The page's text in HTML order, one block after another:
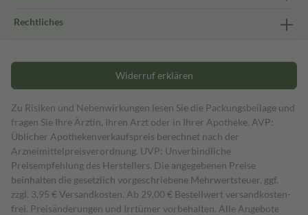
Rechtliches
Widerruf erklären
Zu Risiken und Nebenwirkungen lesen Sie die Packungsbeilage und
fragen Sie Ihre Ärztin, Ihren Arzt oder in Ihrer Apotheke. AVP:
Üblicher Apothekenverkaufspreis berechnet nach der
Arzneimittelpreisverordnung. UVP: Unverbindliche
Preisempfehlung des Herstellers. Die angegebenen Preise
beinhalten die gesetzlich vorgeschriebene Mehrwertsteuer, ggf.
zzgl. 3,95 € Versandkosten. Ab 29,00 € Bestell­wert versand­kosten­
frei. Preisänderungen und Irrtümer vorbehalten. Alle Angebote